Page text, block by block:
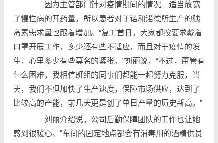
因为主管部门针对疫情期间的情况，适当放宽
了慢性病的开药量，所以患者对于诺和诺德所生产的胰
岛素需求量也跟着增加。“复工首日，大家都按要求戴着
口罩开展工作，多少还有些不适应，而且对于疫情的发
生，心里多少有些莫名的紧张。”刘丽说，“不过，甭管有
什么困难，我相信班组的同事们都能一起努力克服，当
天，我们不但加快了生产速度，保障市场供应，达到了
比较高的产能，前几天更是创了单日产量的历史新高。”
刘丽介绍说，公司后勤保障团队的工作也让她
感到很暖心。“车间的固定地点都会有消毒用的酒精供员